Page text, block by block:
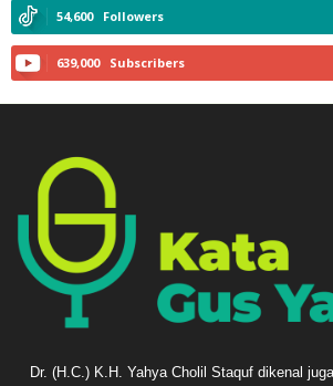
54,600 Followers
639,000 Subscribers
Dr. (H.C.) K.H. Yahya Cholil Staquf dikenal